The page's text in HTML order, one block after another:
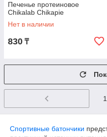
Печенье протеиновое
Chikalab Chikapie
Нет в наличии
830 ₸
1
Спортивные батончики